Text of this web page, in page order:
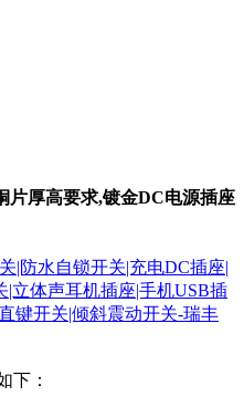
片厚高要求,镀金DC电源插座
|防水自锁开关|充电DC插座|
立体声耳机插座|手机USB插
键开关|倾斜震动开关-瑞丰
下：